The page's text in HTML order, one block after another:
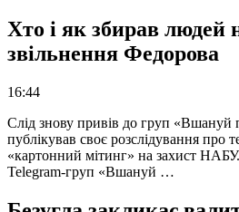
Хто і як збирав людей
звільнення Федорова
16:44
Слід знову привів до груп «Вшануй
публікував своє розслідування про
«картонний мітинг» на захист
Telegram-груп «Вшануй …